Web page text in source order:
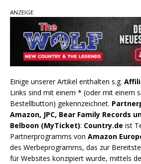
ANZEIGE
Einige unserer Artikel enthalten s.g.
Links sind mit einem * (oder mit einem
Bestellbutton) gekennzeichnet.
Amazon, JPC, Bear Family Records
Belboon (MyTicket): Country.de ist
Partnerprogramms von Amazon
des Werbeprogramms, das zur
für Websites konzipiert wurde, mittels